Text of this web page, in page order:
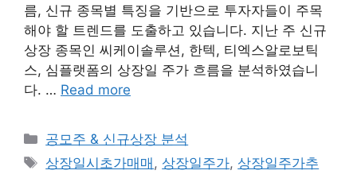
름, 신규 종목별 특징을 기반으로 투자자들이 주목
해야 할 트렌드를 도출하고 있습니다. 지난 주 신규
상장 종목인 씨케이솔루션, 한텍, 티엑스알로보틱
스, 심플랫폼의 상장일 주가 흐름을 분석하였습니
다. … Read more
Categories
공모주 & 신규상장 분석
Tags
상장일시초가매매 , 상장일주가, 상장일주가추